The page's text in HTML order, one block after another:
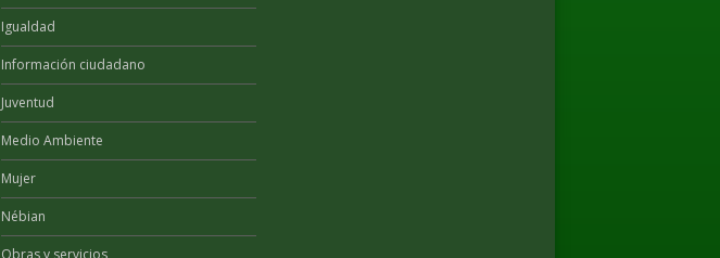
Igualdad
Información ciudadano
Juventud
Medio Ambiente
Mujer
Nébian